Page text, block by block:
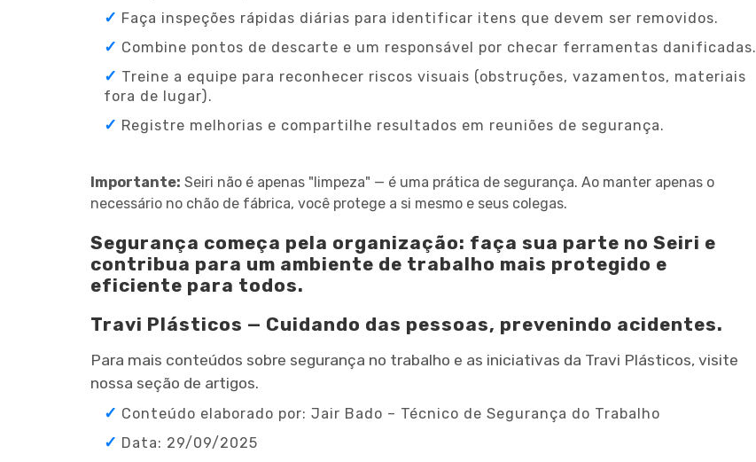
Faça inspeções rápidas diárias para identificar itens que devem ser removidos.
Combine pontos de descarte e um responsável por checar ferramentas danificadas.
Treine a equipe para reconhecer riscos visuais (obstruções, vazamentos, materiais
fora de lugar).
Registre melhorias e compartilhe resultados em reuniões de segurança.
Importante: Seiri não é apenas "limpeza" — é uma prática de segurança. Ao manter apenas o
necessário no chão de fábrica, você protege a si mesmo e seus colegas.
Segurança começa pela organização: faça sua parte no Seiri e
contribua para um ambiente de trabalho mais protegido e
eficiente para todos.
Travi Plásticos — Cuidando das pessoas, prevenindo acidentes.
Para mais conteúdos sobre segurança no trabalho e as iniciativas da Travi Plásticos, visite
nossa seção de artigos.
Conteúdo elaborado por: Jair Bado – Técnico de Segurança do Trabalho
Data: 29/09/2025